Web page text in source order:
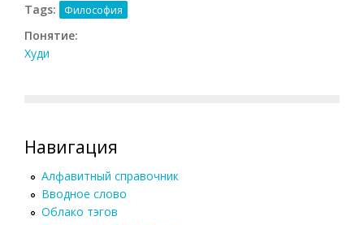
Tags: Философия
Понятие:
Худи
Навигация
Алфавитный справочник
Вводное слово
Облако тэгов